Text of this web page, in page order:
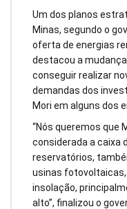
Um dos planos
Minas, segundo o
oferta de energias
destacou a
conseguir realizar
demandas dos
Mori em alguns dos
“Nós queremos que
considerada a caixa
reservatórios,
usinas fotovoltaicas,
insolação,
alto”, finalizou o